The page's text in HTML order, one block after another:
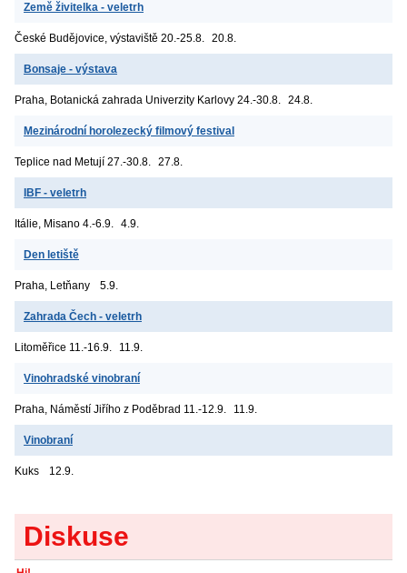
Země živitelka - veletrh
České Budějovice, výstaviště 20.-25.8. 20.8.
Bonsaje - výstava
Praha, Botanická zahrada Univerzity Karlovy 24.-30.8. 24.8.
Mezinárodní horolezecký filmový festival
Teplice nad Metují 27.-30.8. 27.8.
IBF - veletrh
Itálie, Misano 4.-6.9. 4.9.
Den letiště
Praha, Letňany 5.9.
Zahrada Čech - veletrh
Litoměřice 11.-16.9. 11.9.
Vinohradské vinobraní
Praha, Náměstí Jiřího z Poděbrad 11.-12.9. 11.9.
Vinobraní
Kuks 12.9.
Diskuse